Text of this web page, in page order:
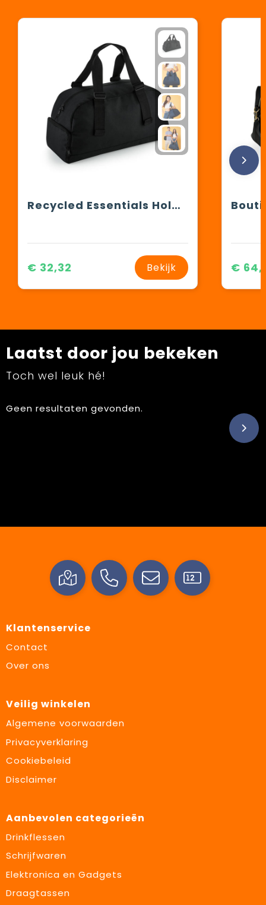
Recycled Essentials Holdall
€ 32,32 Bekijk €
Laatst door jou bekeken
Toch wel leuk hé!
Geen resultaten gevonden.
Klantenservice
Contact
Over ons
Veilig winkelen
Algemene voorwaarden
Privacyverklaring
Cookiebeleid
Disclaimer
Aanbevolen categorieën
Drinkflessen
Schrijfwaren
Elektronica en Gadgets
Draagtassen